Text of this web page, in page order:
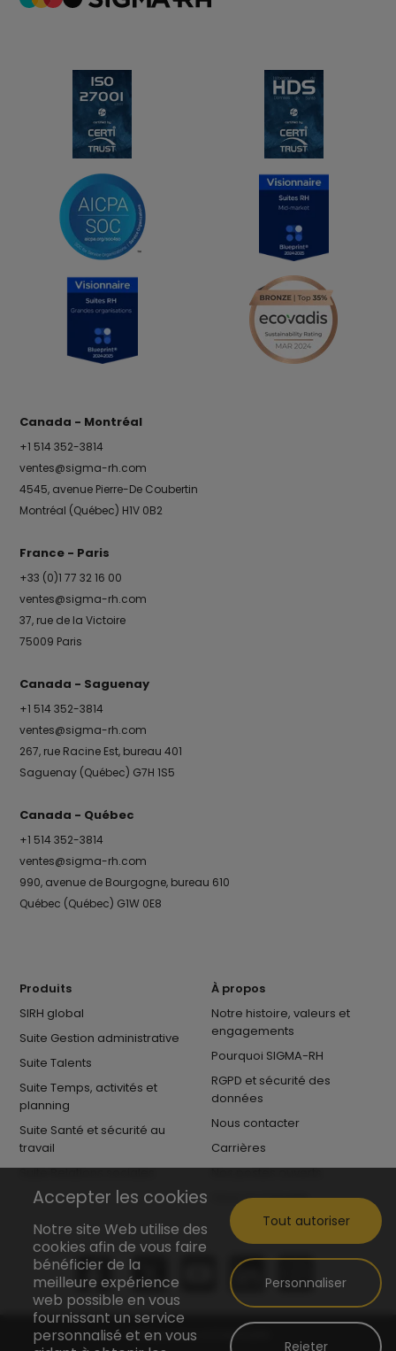
Canada - Montréal
+1 514 352-3814
ventes@sigma-rh.com
4545, avenue Pierre-De Coubertin
Montréal (Québec) H1V 0B2
France - Paris
+33 (0)1 77 32 16 00
ventes@sigma-rh.com
37, rue de la Victoire
75009 Paris
Canada - Saguenay
+1 514 352-3814
ventes@sigma-rh.com
267, rue Racine Est, bureau 401
Saguenay (Québec) G7H 1S5
Canada - Québec
+1 514 352-3814
ventes@sigma-rh.com
990, avenue de Bourgogne, bureau 610
Québec (Québec) G1W 0E8
Produits
SIRH global
Suite Gestion administrative
Suite Talents
Suite Temps, activités et
planning
Suite Santé et sécurité au
travail
Suite Relations sociales
À propos
Notre histoire, valeurs et
engagements
Pourquoi SIGMA-RH
RGPD et sécurité des
données
Nous contacter
Carrières
Nos postes ouverts
Vivre au Canada
Politique de confidentialité
Accepter les cookies
Notre site Web utilise des
cookies afin de vous faire
bénéficier de la
meilleure expérience
web possible en vous
fournissant un service
personnalisé et en vous
Rejeter
Personnaliser
Tout autoriser